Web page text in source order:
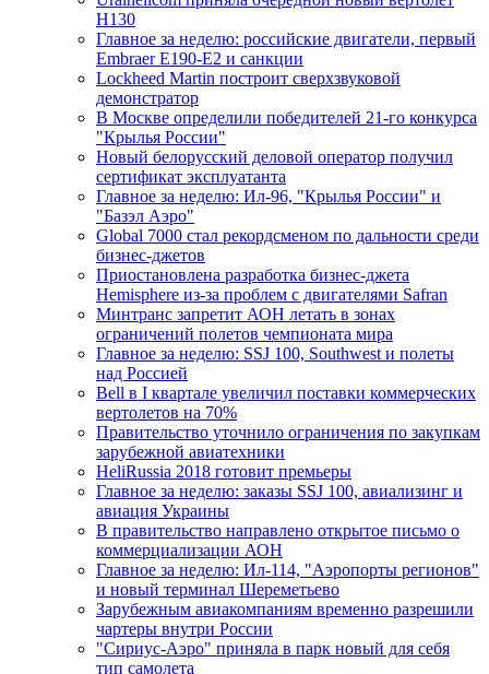
H130
Главное за неделю: российские двигатели, первый
Embraer E190-E2 и санкции
Lockheed Martin построит сверхзвуковой
демонстратор
В Москве определили победителей 21-го конкурса
"Крылья России"
Новый белорусский деловой оператор получил
сертификат эксплуатанта
Главное за неделю: Ил-96, "Крылья России" и
"Базэл Аэро"
Global 7000 стал рекордсменом по дальности среди
бизнес-джетов
Приостановлена разработка бизнес-джета
Hemisphere из-за проблем с двигателями Safran
Минтранс запретит АОН летать в зонах
ограничений полетов чемпионата мира
Главное за неделю: SSJ 100, Southwest и полеты
над Россией
Bell в I квартале увеличил поставки коммерческих
вертолетов на 70%
Правительство уточнило ограничения по закупкам
зарубежной авиатехники
HeliRussia 2018 готовит премьеры
Главное за неделю: заказы SSJ 100, авиализинг и
авиация Украины
В правительство направлено открытое письмо о
коммерциализации АОН
Главное за неделю: Ил-114, "Аэропорты регионов"
и новый терминал Шереметьево
Зарубежным авиакомпаниям временно разрешили
чартеры внутри России
"Сириус-Аэро" приняла в парк новый для себя
тип самолета